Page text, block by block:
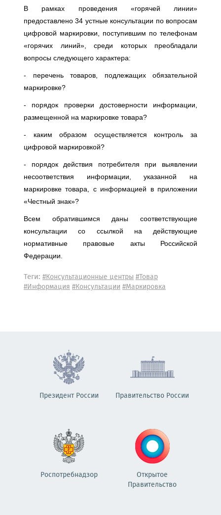
В рамках проведения «горячей линии»
предоставлено 34 устные консультации по вопросам
цифровой маркировки, поступившим по телефонам
«горячих линий», среди которых преобладали
вопросы следующего характера:
- перечень товаров, подлежащих обязательной
маркировке?
- порядок проверки достоверности информации,
размещенной на маркировке товара?
- каким образом осуществляется контроль за
цифровой маркировкой?
- порядок действия потребителя при выявлении
несоответствия информации, указанной на
маркировке товара, с информацией в приложении
«Честный знак»?
Всем обратившимся даны соответствующие
консультации со ссылкой на действующие
нормативные правовые акты Российской
Федерации.
Теги: #Консультационные центры#Товар
#Информация#Консультации#Маркировка
Президент России Правительство России
Роспотребнадзор
Открытое
Правительство